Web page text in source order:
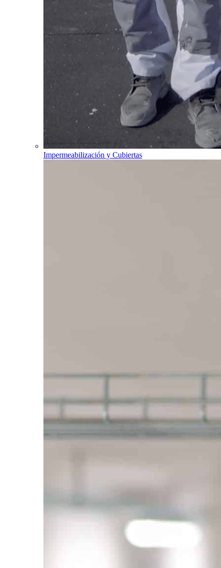
Impermeabilización y Cubiertas